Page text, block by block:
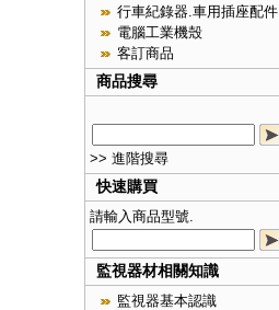
行車紀錄器.車用插座配件
電腦工業機殼
客訂商品
商品搜尋
>> 進階搜尋
快速購買
請輸入商品型號.
監視器材相關知識
監視器基本認識